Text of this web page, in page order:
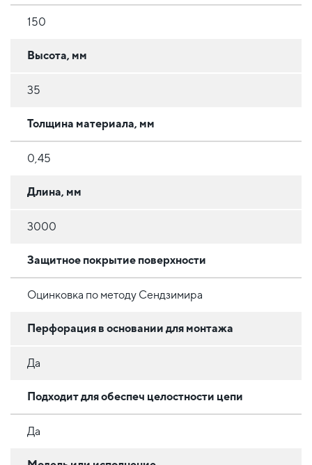
150
Высота, мм
35
Толщина материала, мм
0,45
Длина, мм
3000
Защитное покрытие поверхности
Оцинковка по методу Сендзимира
Перфорация в основании для монтажа
Да
Подходит для обеспеч целостности цепи
Да